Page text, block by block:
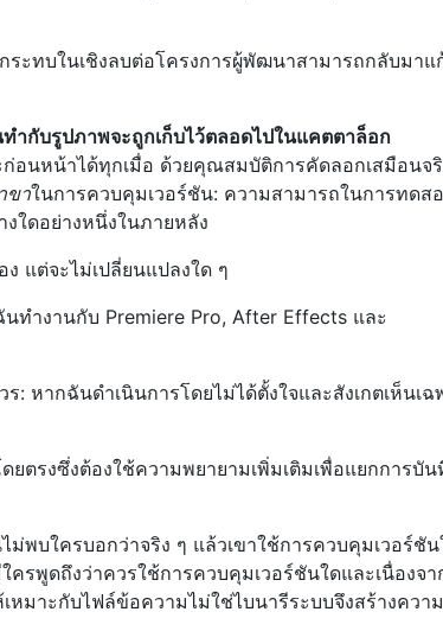
ระทบในเชิงลบต่อโครงการผู้พัฒนาสามารถกลับมาแ
ำกับรูปภาพจะถูกเก็บไว้ตลอดไปในแคตตาล็อก
อนหน้าได้ทุกเมื่อ ด้วยคุณสมบัติการคัดลอกเสมือนจ
ขาในการควบคุมเวอร์ชัน: ความสามารถในการทดส
ใดอย่างหนึ่งในภายหลัง
แต่จะไม่เปลี่ยนแปลงใด ๆ
ทำงานกับ Premiere Pro, After Effects และ
: หากฉันดำเนินการโดยไม่ได้ตั้งใจและสังเกตเห็นเฉ
ยตรงซึ่งต้องใช้ความพยายามเพิ่มเติมเพื่อแยกการบัน
พบใครบอกว่าจริง ๆ แล้วเขาใช้การควบคุมเวอร์ชั
ครพูดถึงว่าควรใช้การควบคุมเวอร์ชันใดและเนื่องจา
มาะกับไฟล์ข้อความไม่ใช่ไบนารีระบบจึงสร้างความ